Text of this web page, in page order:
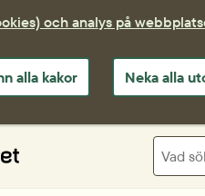
och analys på
alla kakor Neka alla
Sök